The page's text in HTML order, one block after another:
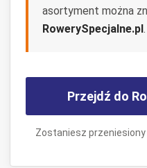
asortyment można
RowerySpecjalne.pl.
Przejdź do
Zostaniesz